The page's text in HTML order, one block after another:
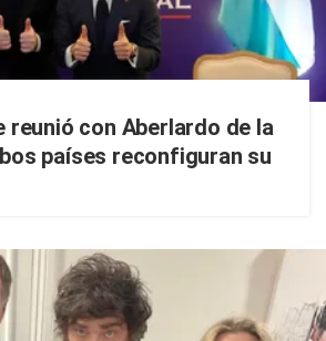
reunió con Aberlardo de la
países reconfiguran su